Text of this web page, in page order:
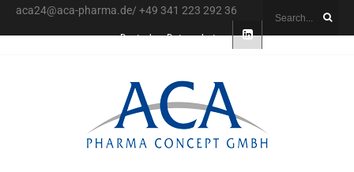
aca24@aca-pharma.de/ +49 341 223 292 36
Deutsch Datenschutz